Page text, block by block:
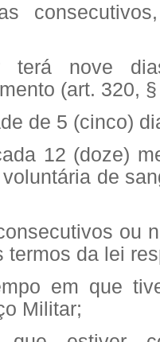
terá nove
(art. 320, §
de 5 (cinco)
12 (doze)
de
ou
termos da lei
em que
Militar;